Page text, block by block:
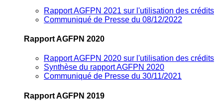
Rapport AGFPN 2021 sur l'utilisation des crédits
Communiqué de Presse du 08/12/2022
Rapport AGFPN 2020
Rapport AGFPN 2020 sur l'utilisation des crédits
Synthèse du rapport AGFPN 2020
Communiqué de Presse du 30/11/2021
Rapport AGFPN 2019